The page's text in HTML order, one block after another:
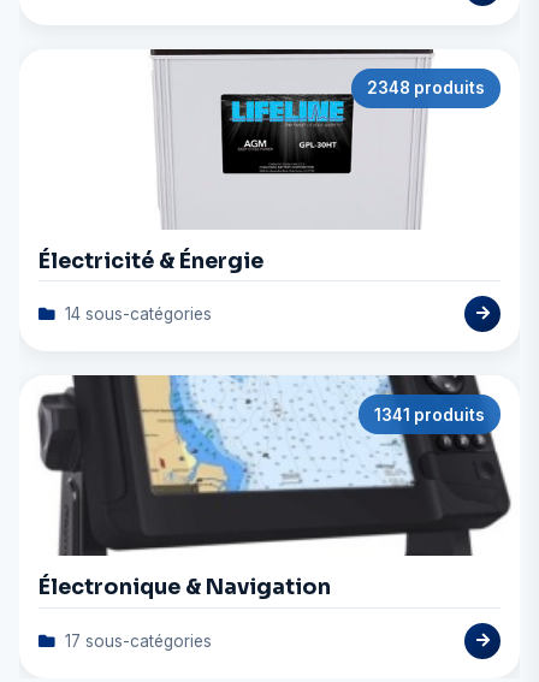
2348 produits
Électricité & Énergie
14 sous-catégories
1341 produits
Électronique & Navigation
17 sous-catégories